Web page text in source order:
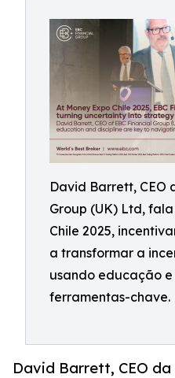
David Barrett, CEO
Group (UK) Ltd,
Chile 2025,
a transformar a
usando educação
ferramentas-chave.
David Barrett, CEO da